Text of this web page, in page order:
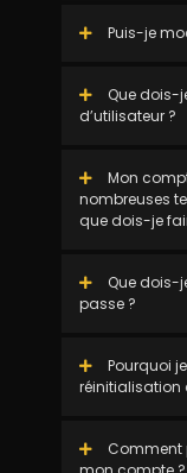
Puis-je
Que dois-
d’utilisateur ?
Mon
nombreuses
que dois-je
Que dois-
passe ?
Pourquoi
réinitialisation
Comment